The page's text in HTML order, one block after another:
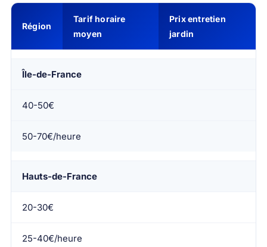
Région
Tarif horaire
moyen
Prix entretien
jardin
Île-de-France
40-50€
50-70€/heure
Hauts-de-France
20-30€
25-40€/heure